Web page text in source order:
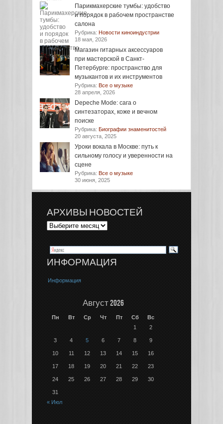
Парикмахерские тумбы: удобство
и порядок в рабочем пространстве
салона
Рубрика: Новости киноиндустрии
18 мая, 2026
Магазин гитарных аксессуаров
при мастерской в Санкт-
Петербурге: пространство для
музыкантов и их инструментов
Рубрика: Все о музыке
28 апреля, 2026
Depeche Mode: сага о
синтезаторах, коже и вечном
поиске
Рубрика: Биографии знаменитостей
20 августа, 2025
Уроки вокала в Москве: путь к
сильному голосу и уверенности на
сцене
Рубрика: Все о музыке
30 июня, 2025
АРХИВЫ НОВОСТЕЙ
ИНФОРМАЦИЯ
Информация
Август 2026
Пн Вт Ср Чт Пт Сб
Вс
1
2
3 4 5 6 7 8 9
10 11 12 13 14 15 16
17 18 19 20 21 22 23
24 25 26 27 28 29 30
31
« Июл